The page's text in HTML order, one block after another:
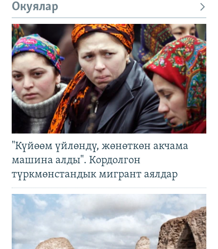
Окуялар
"Күйөөм үйлөндү, жөнөткөн акчама
машина алды". Кордолгон
түркмөнстандык мигрант аялдар